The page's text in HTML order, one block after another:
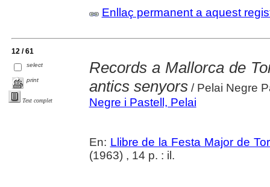
Enllaç permanent a aquest
12 / 61
select
print
Text complet
Records a Mallorca de
antics senyors/ Pelai Negre
Negre i Pastell, Pelai
En: Llibre de la Festa Major de
(1963) , 14 p. : il.